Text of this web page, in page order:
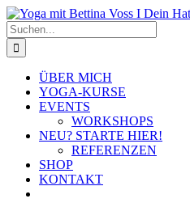
Zum
Inhalt
springen
Suche
nach:
ÜBER MICH
YOGA-KURSE
EVENTS
WORKSHOPS
NEU? STARTE HIER!
REFERENZEN
SHOP
KONTAKT